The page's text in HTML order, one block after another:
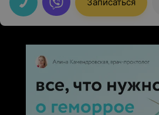
помогаете обрести смысл жизни и
полноту. Профессиональных успехов
крепчайшего здоровья!